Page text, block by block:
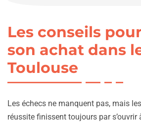
Les conseils
son achat dans
Toulouse
Les échecs ne manquent pas, mais
réussite finissent toujours par s’ouvrir